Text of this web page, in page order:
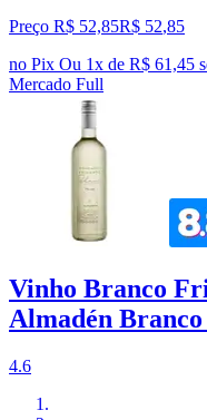
Preço R$ 52,85R$ 52,85
no Pix Ou 1x de R$ 61,45
Mercado Full
Vinho Branco
Almadén
4.6